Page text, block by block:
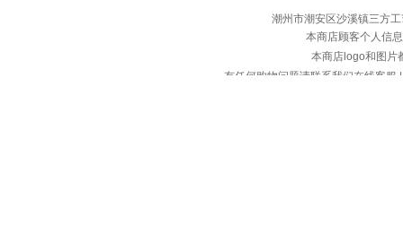
潮州市潮安区沙溪镇三方
本商店顾客个人信
本商店logo和图片
有任何购物问题请联系我们在线客